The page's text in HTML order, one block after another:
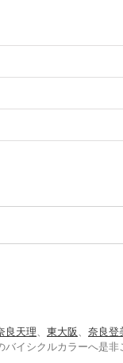
良天理、 東大阪 、 奈良登
バイシクルカラーへ是非